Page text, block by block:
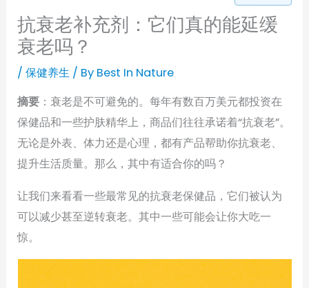
抗衰老补充剂：它们真的能延缓
衰老吗？
/保健养生 / By Best In Nature
摘要 ：衰老是不可避免的。每年有数百万美元都投资在
保健品和一些护肤精华上，商品们往往承诺着“抗衰老”。
无论是外表、体力还是心理，都有产品帮助你抗衰老、
提升生活质量。那么，其中有适合你的吗？
让我们来看看一些最常见的抗衰老保健品，它们被认为
可以减少甚至逆转衰老。其中一些可能会让你大吃一
惊。